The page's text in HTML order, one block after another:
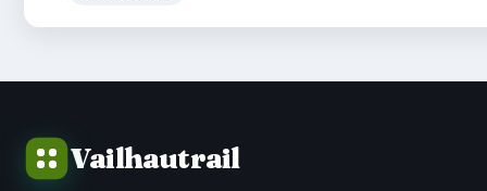
Vailhautrail